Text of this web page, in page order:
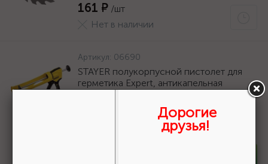
161 ₽ /шт
Нет в наличии
Артикул: 06690
STAYER полукорпусной пистолет для
герметика Expert, антикапельная
Дорогие
друзья!